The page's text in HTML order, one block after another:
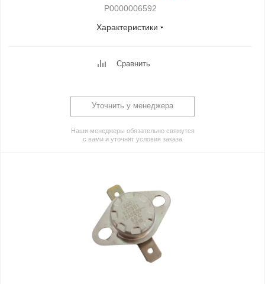
Р0000006592
Характеристики
Сравнить
Уточнить у менеджера
Наши менеджеры обязательно свяжутся
с вами и уточнят условия заказа